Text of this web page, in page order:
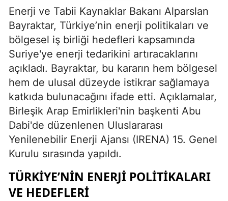
Enerji ve Tabii Kaynaklar Bakanı Alparslan
Bayraktar, Türkiye’nin enerji politikaları ve
bölgesel iş birliği hedefleri kapsamında
Suriye'ye enerji tedarikini artıracaklarını
açıkladı. Bayraktar, bu kararın hem bölgesel
hem de ulusal düzeyde istikrar sağlamaya
katkıda bulunacağını ifade etti. Açıklamalar,
Birleşik Arap Emirlikleri'nin başkenti Abu
Dabi'de düzenlenen Uluslararası
Yenilenebilir Enerji Ajansı (IRENA) 15. Genel
Kurulu sırasında yapıldı.
TÜRKIYE’NIN ENERJI POLITIKALARI
VE HEDEFLERI